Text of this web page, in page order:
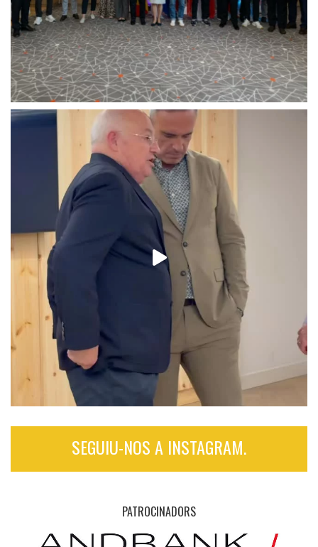
SEGUIU-NOS A INSTAGRAM.
PATROCINADORS